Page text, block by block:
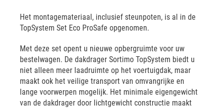
Het montagemateriaal, inclusief steunpoten, is al in de
TopSystem Set Eco ProSafe opgenomen.
Met deze set opent u nieuwe opbergruimte voor uw
bestelwagen. De dakdrager Sortimo TopSystem biedt u
niet alleen meer laadruimte op het voertuigdak, maar
maakt ook het veilige transport van omvangrijke en
lange voorwerpen mogelijk. Het minimale eigengewicht
van de dakdrager door lichtgewicht constructie maakt